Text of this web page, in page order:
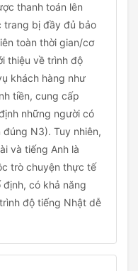
thanh toán lên
bị đầy đủ bảo
toàn thời gian/cơ
thiệu về trình độ
khách hàng như
tiền, cung cấp
những người có
N3). Tuy nhiên,
và tiếng Anh là
trò chuyện thực tế
có khả năng
độ tiếng Nhật dễ